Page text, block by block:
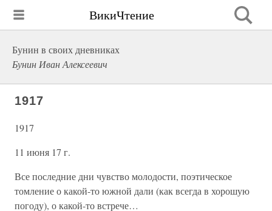
ВикиЧтение
Бунин в своих дневниках
Бунин Иван Алексеевич
1917
1917
11 июня 17 г.
Все последние дни чувство молодости, поэтическое
томление о какой-то южной дали (как всегда в хорошую
погоду), о какой-то встрече…